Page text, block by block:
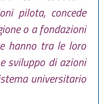
pilota, concede
o a fondazioni
hanno tra le loro
sviluppo di azioni
universitario